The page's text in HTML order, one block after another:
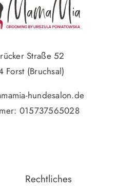
Straße 52
Forst (Bruchsal)
hundesalon.de
015737565028
Rechtliches